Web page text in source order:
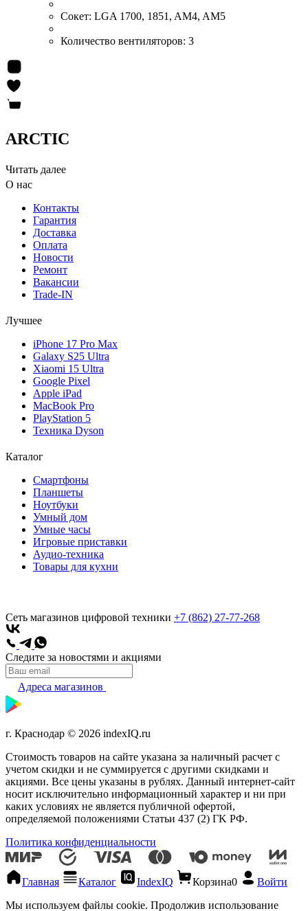
Сокет: LGA 1700, 1851, AM4, AM5
Количество вентиляторов: 3
ARCTIC
Читать далее
О нас
Контакты
Гарантия
Доставка
Оплата
Новости
Ремонт
Вакансии
Trade-IN
Лучшее
iPhone 17 Pro Max
Galaxy S25 Ultra
Xiaomi 15 Ultra
Google Pixel
Apple iPad
MacBook Pro
PlayStation 5
Техника Dyson
Каталог
Смартфоны
Планшеты
Ноутбуки
Умный дом
Умные часы
Игровые приставки
Аудио-техника
Товары для кухни
Сеть магазинов цифровой техники +7 (862) 27-77-268
Следите за новостями и акциями
Адреса магазинов
г. Краснодар © 2026 indexIQ.ru
Стоимость товаров на сайте указана за наличный расчет с
учетом скидки и не суммируется с другими скидками и
акциями. Все цены указаны в рублях. Данный интернет-сайт
носит исключительно информационный характер и ни при
каких условиях не является публичной офертой,
определяемой положениями Статьи 437 (2) ГK РФ.
Политика конфиденциальности
Главная Каталог IndexIQ Корзина0
Войти
Мы используем файлы cookie. Продолжив использование